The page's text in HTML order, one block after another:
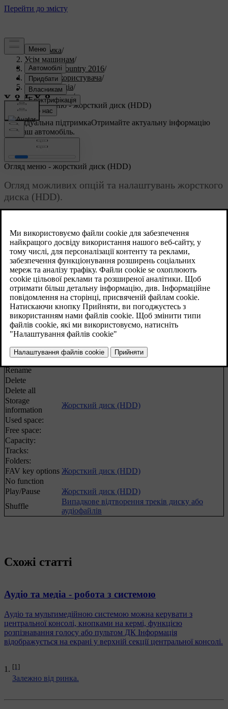
Підтримка/
Усім машинам/
S60 Cross Country 2016/
Посібник користувача/
Аудіо та медіа/
Огляд меню/
Огляд меню - жорсткий диск (HDD)
Індивідуальна підтримкаОтримайте актуальну інформацію
про ваш автомобіль.
Огляд меню - жорсткий диск (HDD)
Огляд можливих опцій та налаштувань жорсткого
диска (HDD).
HDD menu
Play/Pause
Жорсткий диск (HDD)
Media search
Пошук медіа-контенту
Shuffle
Випадкове відтворення треків диску або
аудіофайлів
Import music
Жорсткий диск (HDD)
From disc
From USB
[1]
Rename/delete
files
Жорсткий диск (HDD)
Enter
Rename
Delete
Delete all
Storage
information
Жорсткий диск (HDD)
Used space:
Free space:
Capacity:
Tracks:
Folders:
FAV key options Жорсткий диск (HDD)
No function
Play/Pause
Жорсткий диск (HDD)
Shuffle
Випадкове відтворення треків диску або
аудіофайлів
[1]
Залежно від ринка.
Схожі статті
Аудіо та медіа - робота з системою
Аудіо та мультимедійною системою можна керувати з
центральної консолі, кнопками на кермі, функцією
розпізнавання голосу або пультом ДК Інформація
відображується на екрані у верхній секції центральної консолі.